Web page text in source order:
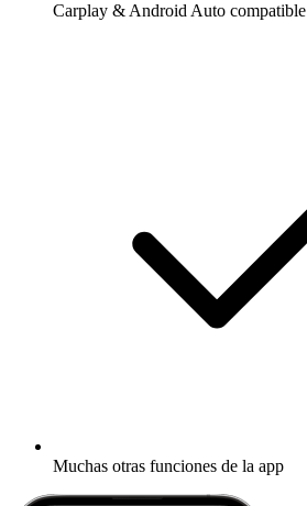
Carplay & Android Auto compatible
Muchas otras funciones de la app